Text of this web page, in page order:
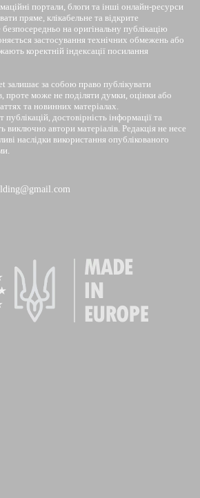
портали, блоги та інші онлайн-ресурси
пряме, клікабельне та відкрите
на оригінальну публікацію
застосування технічних обмежень або
коректній індексації посилання
залишає за собою право публікувати
проте може не поділяти думки, оцінки або
та новинних матеріалах.
публікацій, достовірність інформації та
виключно автори матеріалів. Редакція не несе
наслідки використання опублікованого